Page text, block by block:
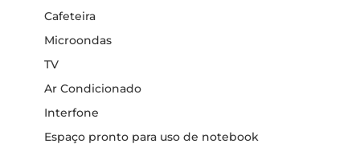
Cafeteira
Microondas
TV
Ar Condicionado
Interfone
Espaço pronto para uso de notebook